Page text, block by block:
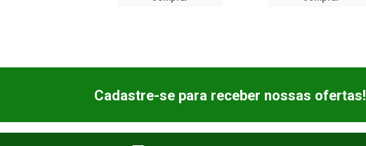
Cadastre-se para receber nossas ofertas!